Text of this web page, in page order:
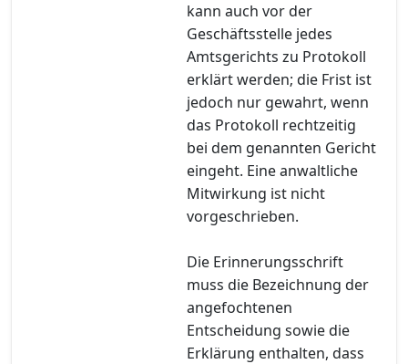
kann auch vor der
Geschäftsstelle jedes
Amtsgerichts zu Protokoll
erklärt werden; die Frist ist
jedoch nur gewahrt, wenn
das Protokoll rechtzeitig
bei dem genannten Gericht
eingeht. Eine anwaltliche
Mitwirkung ist nicht
vorgeschrieben.
Die Erinnerungsschrift
muss die Bezeichnung der
angefochtenen
Entscheidung sowie die
Erklärung enthalten, dass